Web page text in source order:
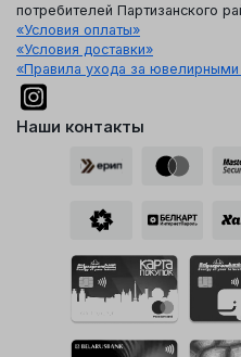
потребителей Партизанского
«Условия оплаты»
«Условия доставки»
«Правила ухода за
Наши контакты